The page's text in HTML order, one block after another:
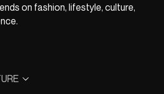
on fashion, lifestyle, culture,